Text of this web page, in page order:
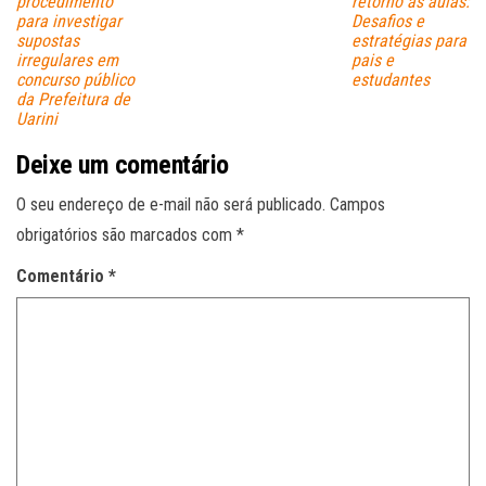
para investigar
supostas
irregulares em
concurso público
da Prefeitura de
Uarini
Desafios e
estratégias para
pais e
estudantes
Deixe um comentário
O seu endereço de e-mail não será publicado. Campos
obrigatórios são marcados com *
Comentário *